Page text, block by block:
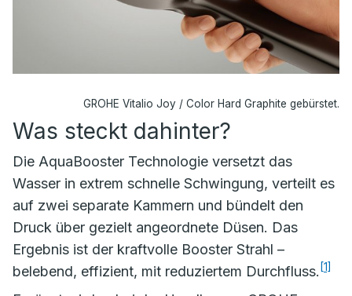
GROHE Vitalio Joy / Color Hard Graphite gebürstet.
Was steckt dahinter?
Die AquaBooster Technologie versetzt das
Wasser in extrem schnelle Schwingung, verteilt es
auf zwei separate Kammern und bündelt den
Druck über gezielt angeordnete Düsen. Das
Ergebnis ist der kraftvolle Booster Strahl –
belebend, effizient, mit reduziertem Durchfluss. [1]